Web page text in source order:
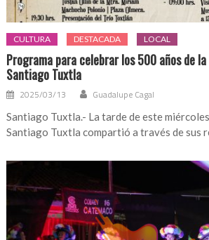
CULTURA DESTACADA LOCAL
Programa para celebrar los 500 años de
Santiago Tuxtla
2025/03/13 Guadalupe Cagal
Santiago Tuxtla.- La tarde de este
Santiago Tuxtla compartió a través de sus